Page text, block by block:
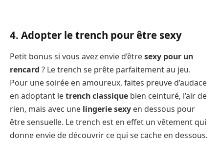
4. Adopter le trench pour être sexy
Petit bonus si vous avez envie d’êtresexy pour un
rencard ? Le trench se prête parfaitement au jeu.
Pour une soirée en amoureux, faites preuve d’audace
en adoptant letrench classique bien ceinturé, l’air de
rien, mais avec une lingerie sexy en dessous pour
être sensuelle. Le trench est en effet un vêtement qui
donne envie de découvrir ce qui se cache en dessous.